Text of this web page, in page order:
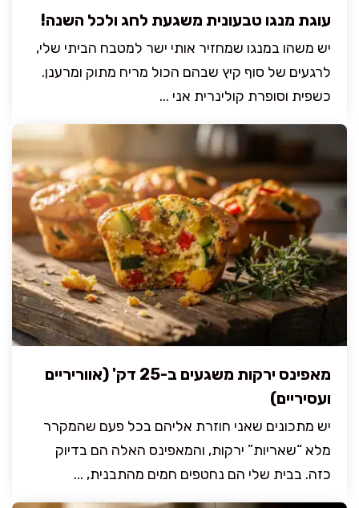
עוגת מנגו טבעונית משגעת לחג ולכל השנה!
יש משהו במנגו שמחזיר אותי ישר למטבח הביתי שלי,
לרגעים של סוף קיץ שבהם הכול מריח מתוק ומרענן.
כשפית וסופרת קולינרית אני ...
מאפינס ירקות משגעים ב-25 דק' (אווריריים
ועסיריים)
יש מתכונים שאני חוזרת אליהם בכל פעם שהמקרר
מלא “שאריות” ירקות, והמאפינס האלה הם בדיוק
כזה. בבית שלי הם נחטפים חמים מהתבנית, ...